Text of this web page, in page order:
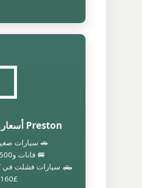
Preston أسعار سيارات السكراب
🚗 سيارات صغيرة:
🚐 فانات و4x4: £250 – £1500
£160 – £500